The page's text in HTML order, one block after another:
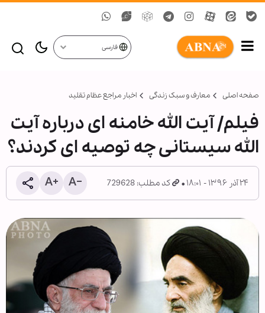
فارسی
صفحه اصلی معارف و سبک زندگی اخبار مراجع عظام تقلید
فیلم/ آیت الله خامنه ای درباره آیت
الله سیستانی چه توصیه ای کردند؟
۲۴ آذر ۱۳۹۶ - ۱۸:۰۱ کد مطلب: 729628